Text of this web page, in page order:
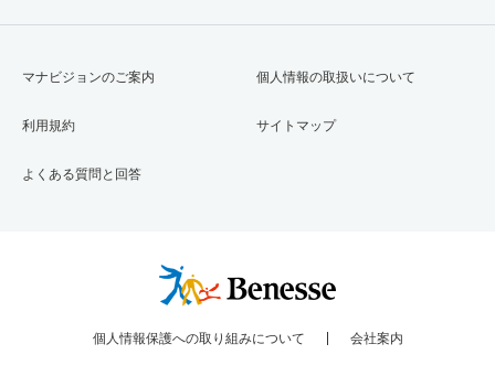
マナビジョンのご案内
利用規約
よくある質問と回答
個人情報の取扱いについて
サイトマップ
個人情報保護への取り組みについて 会社案内